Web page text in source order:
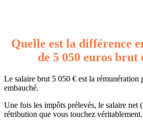
Quelle est la différence
de 5 050 euros brut
Le salaire brut 5 050 € est la rémunération
embauché.
Une fois les impôts prélevés, le salaire net (
rétribution que vous touchez véritablement.